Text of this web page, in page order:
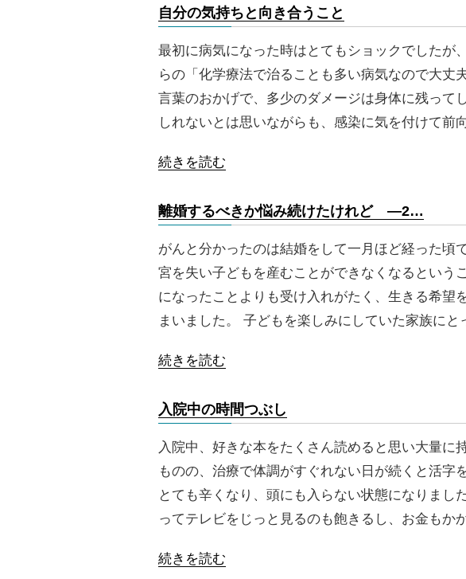
自分の気持ちと向き合うこと
最初に病気になった時はとてもショックでしたが
らの「化学療法で治ることも多い病気なので大丈
言葉のおかげで、多少のダメージは身体に残って
しれないとは思いながらも、感染に気を付けて前
続きを読む
離婚するべきか悩み続けたけれど ―2…
がんと分かったのは結婚をして一月ほど経った頃
宮を失い子どもを産むことができなくなるという
になったことよりも受け入れがたく、生きる希望
まいました。 子どもを楽しみにしていた家族に
続きを読む
入院中の時間つぶし
入院中、好きな本をたくさん読めると思い大量に
ものの、治療で体調がすぐれない日が続くと活字
とても辛くなり、頭にも入らない状態になりまし
ってテレビをじっと見るのも飽きるし、お金もか
続きを読む